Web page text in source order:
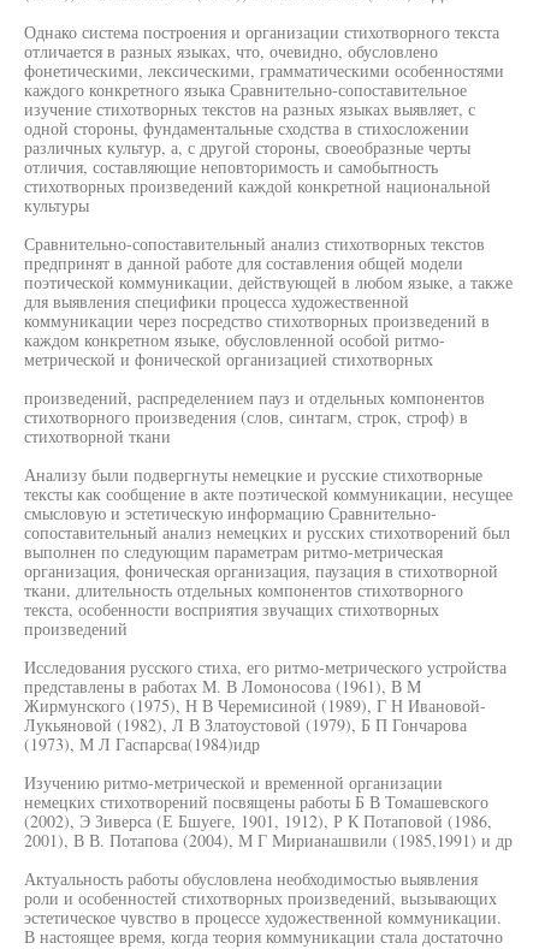
Однако система построения и организации стихотворного текста
отличается в разных языках, что, очевидно, обусловлено
фонетическими, лексическими, грамматическими особенностями
каждого конкретного языка Сравнительно-сопоставительное
изучение стихотворных текстов на разных языках выявляет, с
одной стороны, фундаментальные сходства в стихосложении
различных культур, а, с другой стороны, своеобразные черты
отличия, составляющие неповторимость и самобытность
стихотворных произведений каждой конкретной национальной
культуры
Сравнительно-сопоставительный анализ стихотворных текстов
предпринят в данной работе для составления общей модели
поэтической коммуникации, действующей в любом языке, а также
для выявления специфики процесса художественной
коммуникации через посредство стихотворных произведений в
каждом конкретном языке, обусловленной особой ритмо-
метрической и фонической организацией стихотворных
произведений, распределением пауз и отдельных компонентов
стихотворного произведения (слов, синтагм, строк, строф) в
стихотворной ткани
Анализу были подвергнуты немецкие и русские стихотворные
тексты как сообщение в акте поэтической коммуникации, несущее
смысловую и эстетическую информацию Сравнительно-
сопоставительный анализ немецких и русских стихотворений был
выполнен по следующим параметрам ритмо-метрическая
организация, фоническая организация, паузация в стихотворной
ткани, длительность отдельных компонентов стихотворного
текста, особенности восприятия звучащих стихотворных
произведений
Исследования русского стиха, его ритмо-метрического устройства
представлены в работах М. В Ломоносова (1961), В М
Жирмунского (1975), Н В Черемисиной (1989), Г Н Ивановой-
Лукьяновой (1982), Л В Златоустовой (1979), Б П Гончарова
(1973), М Л Гаспарсва(1984)идр
Изучению ритмо-метрической и временной организации
немецких стихотворений посвящены работы Б В Томашевского
(2002), Э Зиверса (Е Бшуеге, 1901, 1912), Р К Потаповой (1986,
2001), В В. Потапова (2004), М Г Мирианашвили (1985,1991) и др
Актуальность работы обусловлена необходимостью выявления
роли и особенностей стихотворных произведений, вызывающих
эстетическое чувство в процессе художественной коммуникации.
В настоящее время, когда теория коммуникации стала достаточно